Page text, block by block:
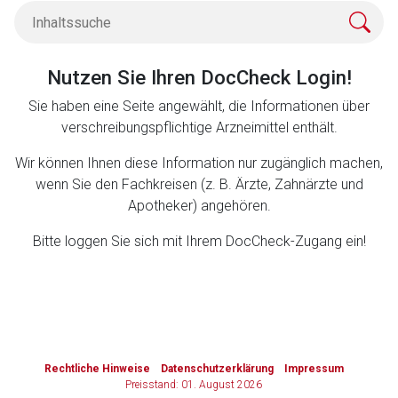
Nutzen Sie Ihren DocCheck Login!
Sie haben eine Seite angewählt, die Informationen über
verschreibungspflichtige Arzneimittel enthält.
Wir können Ihnen diese Information nur zugänglich machen,
wenn Sie den Fachkreisen (z. B. Ärzte, Zahnärzte und
Apotheker) angehören.
Bitte loggen Sie sich mit Ihrem DocCheck-Zugang ein!
Rechtliche Hinweise Datenschutzerklärung
Impressum
Preisstand: 01. August 2026